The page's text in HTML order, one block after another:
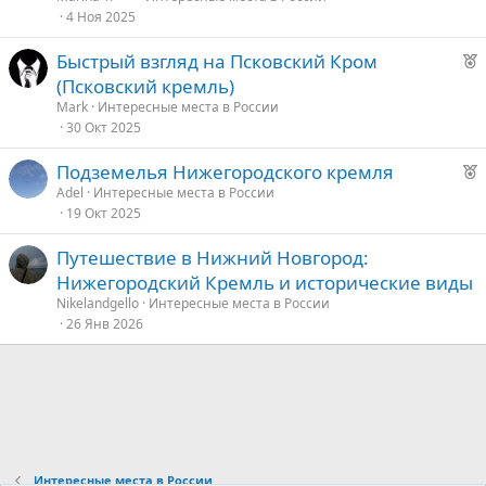
у
е
е
4 Ноя 2025
Р
е
у
Быстрый взгляд на Псковский Кром
(Псковский кремль)
Mark Интересные места в России
30 Окт 2025
Р
о
у
Подземелья Нижегородского кремля
Аdel
Интересные места в России
19 Окт 2025
Путешествие в Нижний Новгород:
Нижегородский Кремль и исторические виды
Nikelandgello Интересные места в России
26 Янв 2026
Интересные места в России